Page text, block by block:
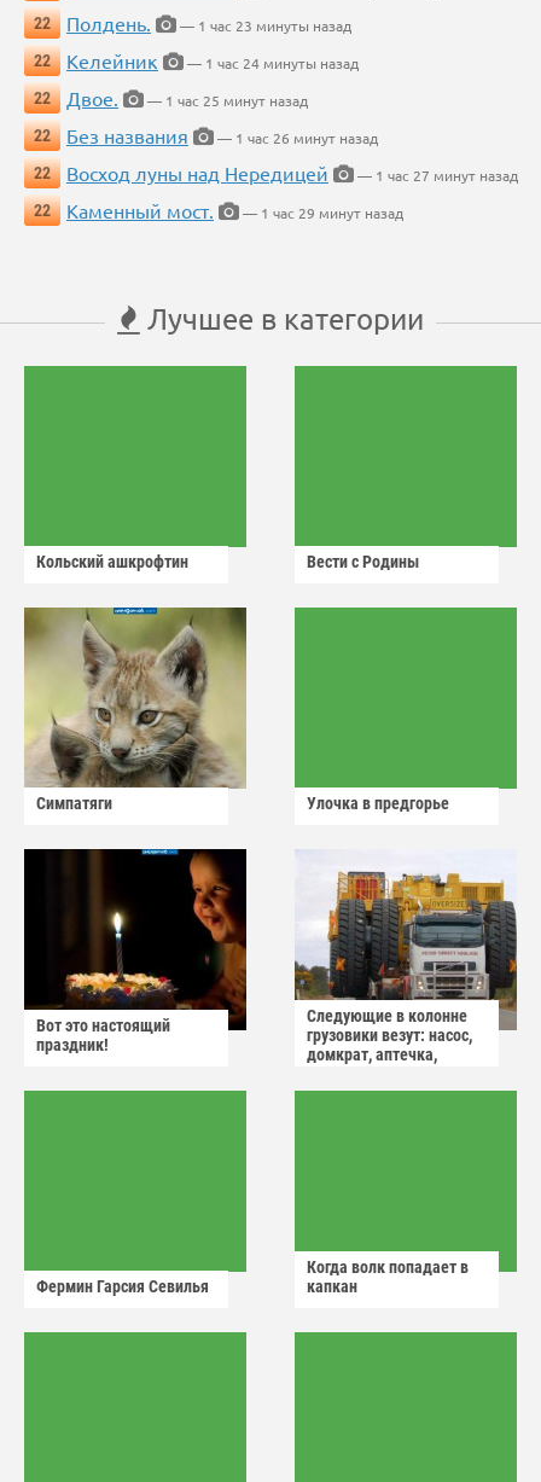
22
Полдень.
— 1 час 23 минуты назад
22
Келейник
— 1 час 24 минуты назад
22
Двое.
— 1 час 25 минут назад
22
Без названия
— 1 час 26 минут назад
22
Восход луны над Нередицей
— 1 час 27 минут назад
22
Каменный мост. — 1 час 29 минут назад
Лучшее в категории
Кольский ашкрофтин Вести с Родины
Симпатяги Улочка в предгорье
Вот это настоящий
праздник!
Следующие в колонне
грузовики везут: насос,
домкрат, аптечка,
Фермин Гарсия Севилья
Когда волк попадает в
капкан